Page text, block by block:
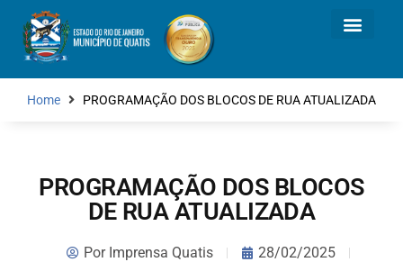
Home PROGRAMAÇÃO DOS BLOCOS DE RUA ATUALIZADA
PROGRAMAÇÃO DOS BLOCOS
DE RUA ATUALIZADA
PorImprensa Quatis
28/02/2025